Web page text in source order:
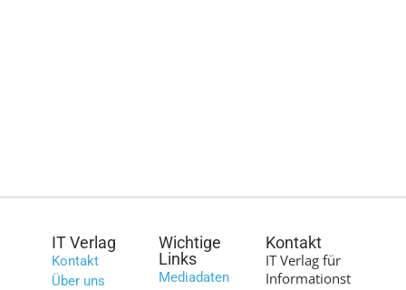
IT Verlag
Kontakt
Über uns
Wichtige
Links
Mediadaten
Kontakt
IT Verlag für
Informationst